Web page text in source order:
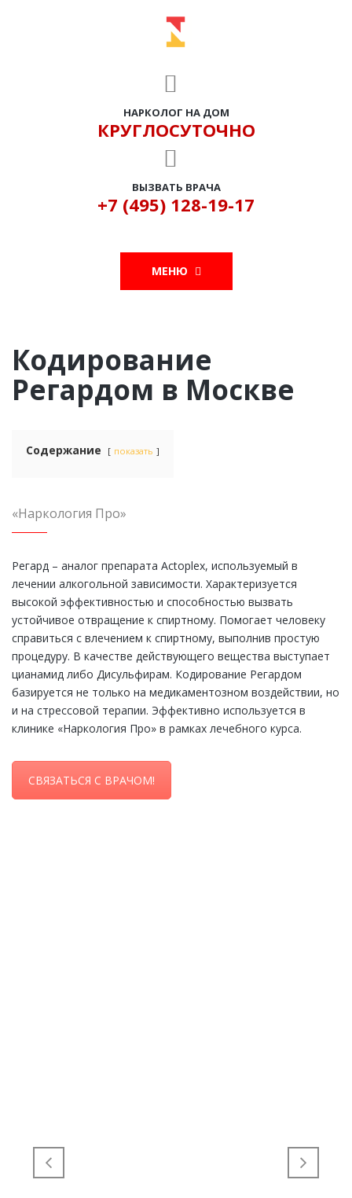
НАРКОЛОГ НА ДОМ
КРУГЛОСУТОЧНО
ВЫЗВАТЬ ВРАЧА
+7 (495) 128-19-17
МЕНЮ
Кодирование
Регардом в Москве
Содержание показать
«Наркология Про»
Регард – аналог препарата Actoplex, используемый в
лечении алкогольной зависимости. Характеризуется
высокой эффективностью и способностью вызвать
устойчивое отвращение к спиртному. Помогает человеку
справиться с влечением к спиртному, выполнив простую
процедуру. В качестве действующего вещества выступает
цианамид либо Дисульфирам. Кодирование Регардом
базируется не только на медикаментозном воздействии, но
и на стрессовой терапии. Эффективно используется в
клинике «Наркология Про» в рамках лечебного курса.
СВЯЗАТЬСЯ С ВРАЧОМ!